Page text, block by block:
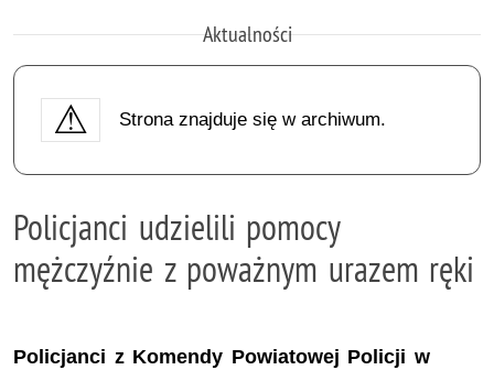
Aktualności
Strona znajduje się w archiwum.
Policjanci udzielili pomocy
mężczyźnie z poważnym urazem ręki
Policjanci z Komendy Powiatowej Policji w